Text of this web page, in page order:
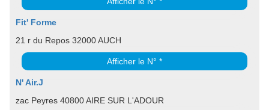
Fit' Forme
21 r du Repos 32000 AUCH
Afficher le N° *
N' Air.J
zac Peyres 40800 AIRE SUR L'ADOUR